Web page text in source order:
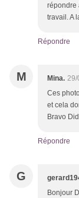
répondre
travail. A
Répondre
M Mina. 29/
Ces
et cela
Bravo
Répondre
G
Bonjour